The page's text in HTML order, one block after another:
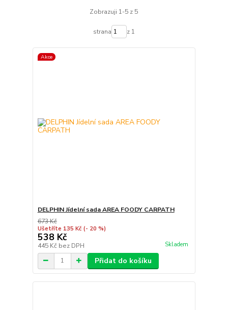
Zobrazuji 1-5 z 5
strana z 1
Akce
DELPHIN Jídelní sada AREA FOODY CARPATH
673 Kč
Ušetříte 135 Kč (- 20 %)
538 Kč
445 Kč bez DPH Skladem
Přidat do košíku